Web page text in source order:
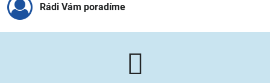
Rádi Vám poradíme